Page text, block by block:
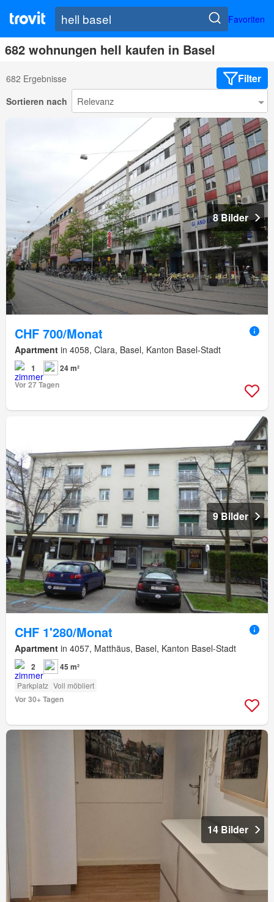
Favoriten
682 wohnungen hell kaufen in Basel
682 Ergebnisse Filter
Sortieren nach
8 Bilder
CHF 700/Monat
Apartment in 4058, Clara, Basel, Kanton Basel-Stadt
1
24 m²
Vor 27 Tagen
9 Bilder
CHF 1'280/Monat
Apartment in 4057, Matthäus, Basel, Kanton Basel-Stadt
2 45 m²
Parkplatz Voll möbliert
Vor 30+ Tagen
14 Bilder